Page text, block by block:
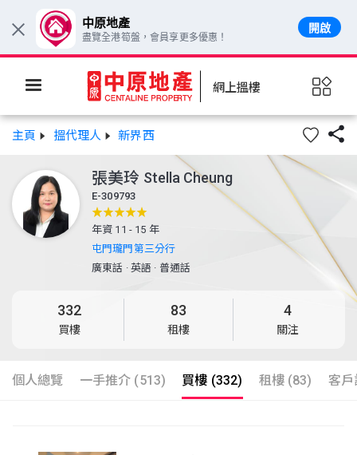
網上搵樓
主頁 搵代理人 新界西 
張美玲 Stella Cheung
E-309793
年資 11 - 15 年
屯門瓏門第三分行
廣東話 ·英語 · 普通話
332
買樓
83
租樓
4
關注
個人總覽 一手推介 (513) 買樓 (332) 租樓 (83) 客
× 中原地產
盡覽全港筍盤，會員享更多優惠！
開啟